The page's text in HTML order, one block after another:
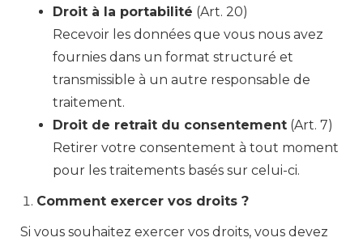
Droit à la portabilité (Art. 20)
Recevoir les données que vous nous avez
fournies dans un format structuré et
transmissible à un autre responsable de
traitement.
Droit de retrait du consentement (Art. 7)
Retirer votre consentement à tout moment
pour les traitements basés sur celui-ci.
Comment exercer vos droits ?
Si vous souhaitez exercer vos droits, vous devez